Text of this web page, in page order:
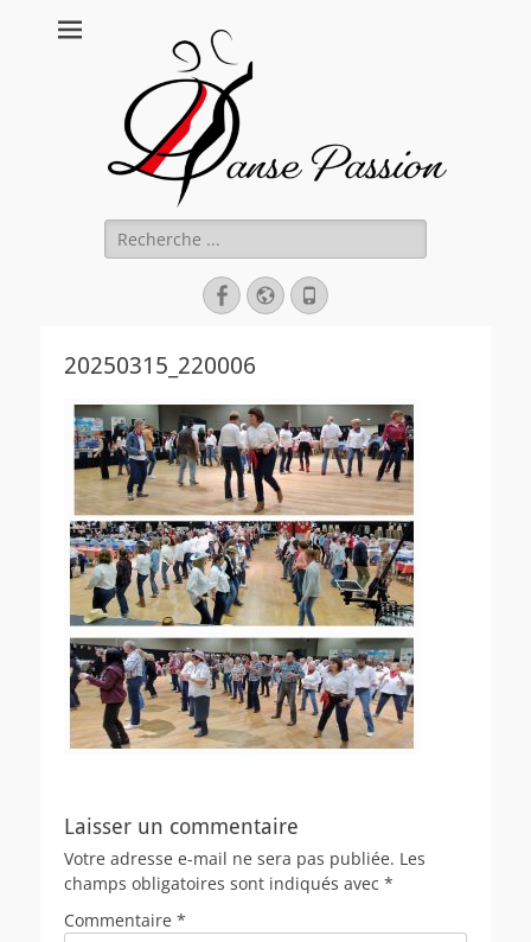
Rechercher :
Facebook
Site
web
Tél
20250315_220006
Laisser un commentaire
Votre adresse e-mail ne sera pas publiée. Les
champs obligatoires sont indiqués avec *
Commentaire *